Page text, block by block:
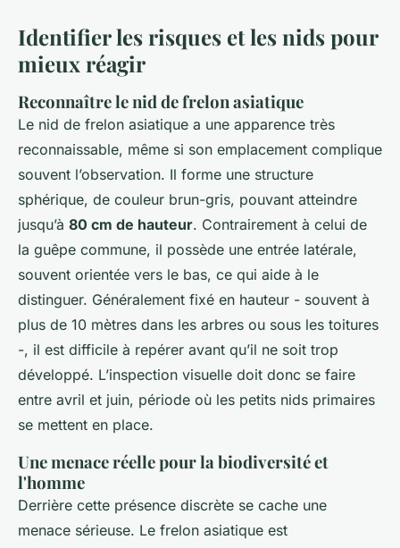
Identifier les risques et les nids pour
mieux réagir
Reconnaître le nid de frelon asiatique
Le nid de frelon asiatique a une apparence très
reconnaissable, même si son emplacement complique
souvent l’observation. Il forme une structure
sphérique, de couleur brun-gris, pouvant atteindre
jusqu’à 80 cm de hauteur. Contrairement à celui de
la guêpe commune, il possède une entrée latérale,
souvent orientée vers le bas, ce qui aide à le
distinguer. Généralement fixé en hauteur - souvent à
plus de 10 mètres dans les arbres ou sous les toitures
-, il est difficile à repérer avant qu’il ne soit trop
développé. L’inspection visuelle doit donc se faire
entre avril et juin, période où les petits nids primaires
se mettent en place.
Une menace réelle pour la biodiversité et
l'homme
Derrière cette présence discrète se cache une
menace sérieuse. Le frelon asiatique est